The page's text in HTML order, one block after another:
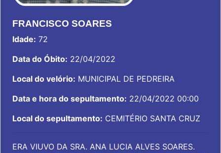
FRANCISCO SOARES
Idade: 72
Data do Óbito: 22/04/2022
Local do velório: MUNICIPAL DE PEDREIRA
Data e hora do sepultamento: 22/04/2022 00:00
Local do sepultamento: CEMITÉRIO SANTA CRUZ
ERA VIUVO DA SRA. ANA LUCIA ALVES SOARES.